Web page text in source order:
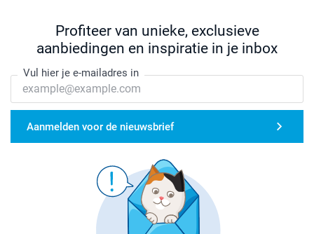
Profiteer van unieke, exclusieve
aanbiedingen en inspiratie in je inbox
Vul hier je e-mailadres in
Aanmelden voor de nieuwsbrief